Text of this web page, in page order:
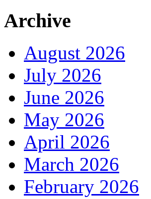
Archive
August 2026
July 2026
June 2026
May 2026
April 2026
March 2026
February 2026